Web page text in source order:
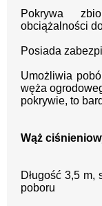
Pokrywa
obciążalności
Posiada
Umożliwia
węża
pokrywie, to
Wąż
Długość 3,5 m,
poboru